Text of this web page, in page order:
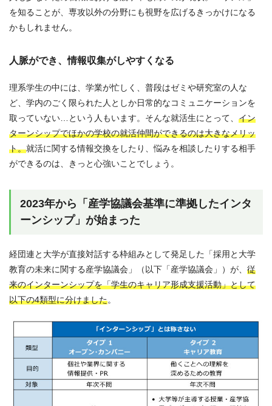
を知ることが、専攻以外の分野にも視野を広げるきっかけになる
かもしれません。
人脈ができ、情報収集がしやすくなる
理系学生の中には、学業が忙しく、普段はゼミや研究室の人な
ど、学内のごく限られた人としか日常的なコミュニケーションを
取っていない…という人もいます。そんな就活生にとって、 イン
ターンシップでほかの学校の就活仲間ができるのは大きなメリッ
ト。就活に関する情報交換をしたり、悩みを相談したりする相手
ができるのは、きっと心強いことでしょう。
2023年から「産学協議会基準に準拠したインタ
ーンシップ」が始まった
経団連と大学が直接対話する枠組みとして発足した「採用と大学
教育の未来に関する産学協議会」（以下「産学協議会」）が、 従
来のインターンシップを「学生のキャリア形成支援活動」として
以下の4類型に分けました。